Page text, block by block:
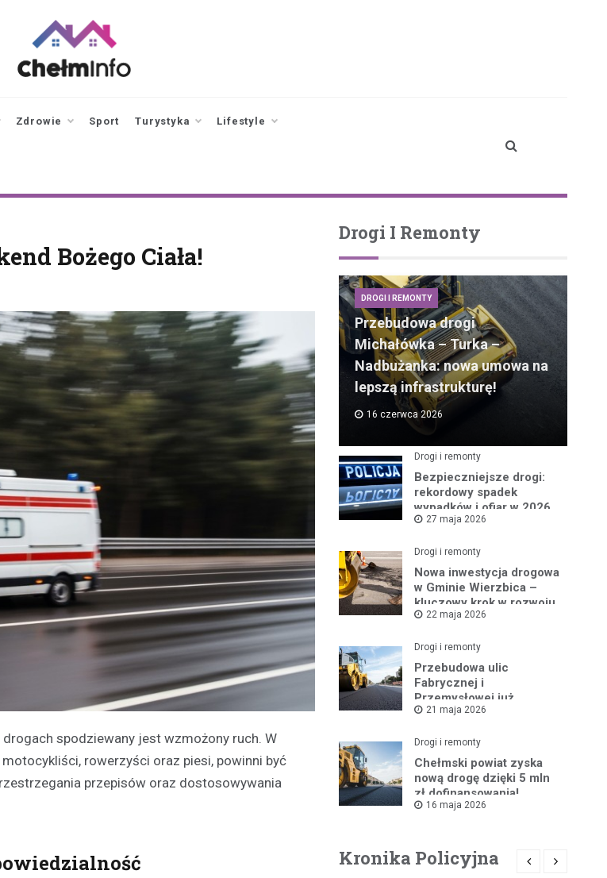
Zdrowie Sport Turystyka Lifestyle
Bożego Ciała!
drogach spodziewany jest wzmożony ruch. W
rowerzyści oraz piesi, powinni być
przepisów oraz dostosowywania
Drogi I Remonty
DROGI I REMONTY
Przebudowa drogi
Michałówka – Turka –
Nadbużanka: nowa umowa na
lepszą infrastrukturę!
16 czerwca 2026
Drogi i remonty
Bezpieczniejsze drogi:
rekordowy spadek
wypadków i ofiar w 2026
roku27 maja 2026
Drogi i remonty
Nowa inwestycja drogowa
w Gminie Wierzbica –
kluczowy krok w rozwoju
regionu
22 maja 2026
Drogi i remonty
Przebudowa ulic
Fabrycznej i
Przemysłowej już
ruszyła!
21 maja 2026
Drogi i remonty
Chełmski powiat zyska
nową drogę dzięki 5 mln
zł dofinansowania!
16 maja 2026
Kronika Policyjna